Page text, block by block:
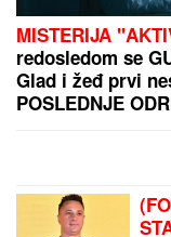
Neviđeno nasilje
pretukao suprugu